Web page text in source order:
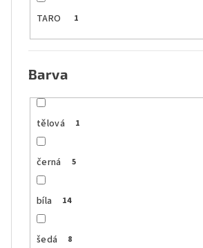
TARO 1
Barva
tělová 1
černá 5
bíla 14
šedá 8